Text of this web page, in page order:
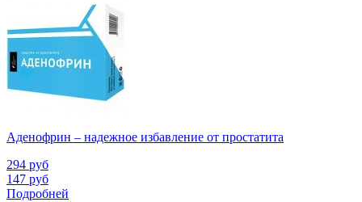
Аденофрин – надежное избавление от простатита
294 руб
147 руб
Подробней